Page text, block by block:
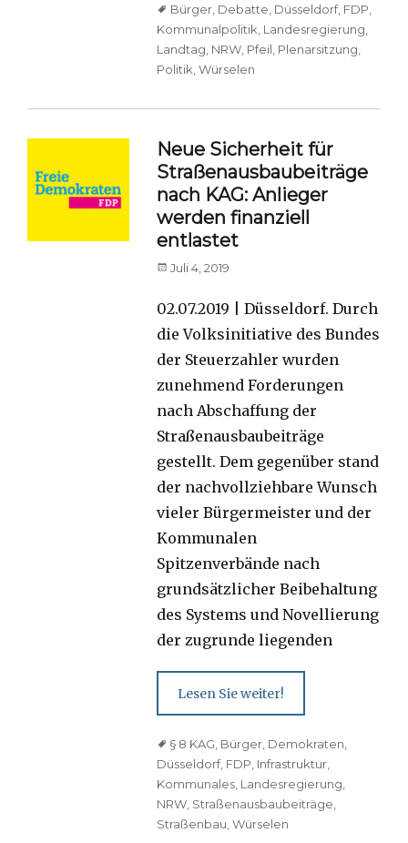
TagsBürger Debatte Düsseldorf, FDP
Kommunalpolitik Landesregierung
Landtag NRW Pfeil Plenarsitzung
Politik ,Würselen
Neue Sicherheit für
Straßenausbaubeiträge
nach KAG: Anlieger
werden finanziell
entlastet
Posted
Juli 4, 2019
02.07.2019 | Düsseldorf. Durch
die Volksinitiative des Bundes
der Steuerzahler wurden
zunehmend Forderungen
nach Abschaffung der
Straßenausbaubeiträge
gestellt. Dem gegenüber stand
der nachvollziehbare Wunsch
vieler Bürgermeister und der
Kommunalen
Spitzenverbände nach
grundsätzlicher Beibehaltung
des Systems und Novellierung
der zugrunde liegenden
Lesen Sie weiter!
Tags§ 8 KAG, Bürger, Demokraten,
Düsseldorf, FDP, Infrastruktur,
Kommunales, Landesregierung,
NRW, Straßenausbaubeiträge,
Straßenbau,Würselen